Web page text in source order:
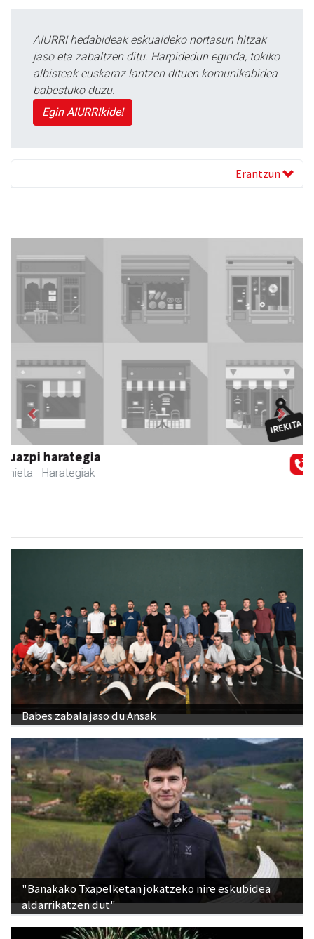
AIURRI hedabideak eskualdeko nortasun hitzak
jaso eta zabaltzen ditu. Harpidedun eginda, tokiko
albisteak euskaraz lantzen dituen komunikabidea
babestuko duzu.
Egin AIURRIkide!
Erantzun
Barn trasteleku eta biltegi txikien alokairua
Urnieta - Trastelekuak
Previous Next
Babes zabala jaso du Ansak
"Banakako Txapelketan jokatzeko nire eskubidea
aldarrikatzen dut"